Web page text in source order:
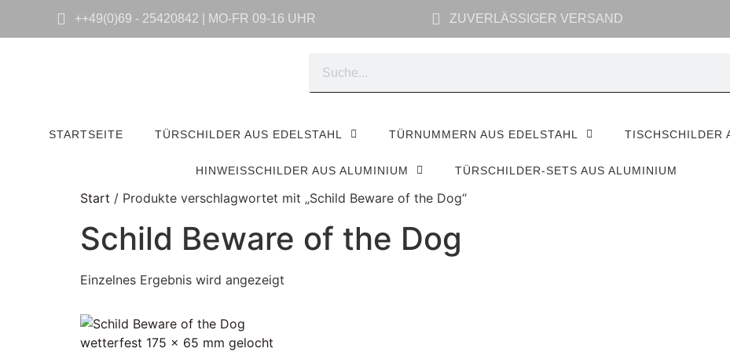
++49(0)69 - 25420842 | MO-FR 09-16 UHR ZUVERLÄSSIGER VERSAND
STARTSEITE TÜRSCHILDER AUS EDELSTAHL TÜRNUMMERN AUS EDELSTAHL TISCHSCHILDER
HINWEISSCHILDER AUS ALUMINIUM TÜRSCHILDER-SETS AUS ALUMINIUM
Start / Produkte verschlagwortet mit „Schild Beware of the Dog“
Schild Beware of the Dog
Einzelnes Ergebnis wird angezeigt